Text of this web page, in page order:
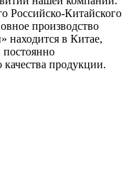
Российско-Китайского
производство
находится в Китае,
постоянно
качества продукции.